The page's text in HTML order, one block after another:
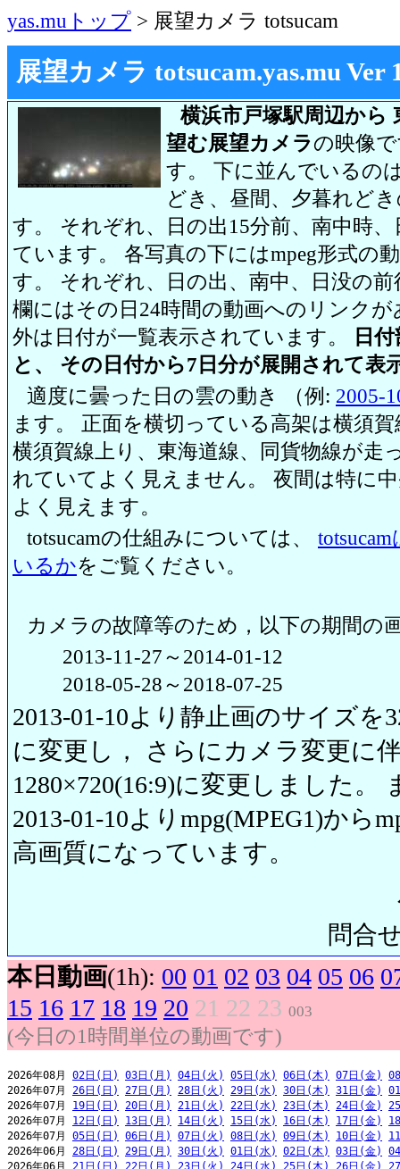
yas.muトップ > 展望カメラ totsucam
展望カメラ totsucam.yas.mu Ver
横浜市戸塚駅周辺から
望む展望カメラの映像
す。 下に並んでいるの
どき、昼間、夕暮れど
す。 それぞれ、日の出15分前、南中時
ています。 各写真の下にはmpeg形式の
す。 それぞれ、日の出、南中、日没の
欄にはその日24時間の動画へのリンク
外は日付が一覧表示されています。
日
と、 その日付から7日分が展開されて表
適度に曇った日の雲の動き （例: 2005-
ます。 正面を横切っている高架は横須
横須賀線上り、東海道線、同貨物線が走
れていてよく見えません。 夜間は特に
よく見えます。
totsucamの仕組みについては、
いるかをご覧ください。
カメラの故障等のため，以下の期間の
2013-11-27～2014-01-12
2018-05-28～2018-07-25
2013-01-10より静止画のサイズを
に変更し， さらにカメラ変更に
1280×720(16:9)に変更しました。
2013-01-10よりmpg(MPEG1)から
高画質になっています。
問合
本日動画(1h): 00 01 02 03 04 05 06
15 16 17 18 19 20 21 22 23 003
(今日の1時間単位の動画です)
2026年08月 02日(日) 03日(月) 04日(火) 05日(水) 06日(木) 07日(金)
2026年07月 26日(日) 27日(月) 28日(火) 29日(水) 30日(木) 31日(金)
2026年07月 19日(日) 20日(月) 21日(火) 22日(水) 23日(木) 24日(金)
2026年07月 12日(日) 13日(月) 14日(火) 15日(水) 16日(木) 17日(金)
2026年07月 05日(日) 06日(月) 07日(火) 08日(水) 09日(木) 10日(金)
2026年06月 28日(日) 29日(月) 30日(火) 01日(水) 02日(木) 03日(金)
2026年06月 21日(日) 22日(月) 23日(火) 24日(水) 25日(木) 26日(金)